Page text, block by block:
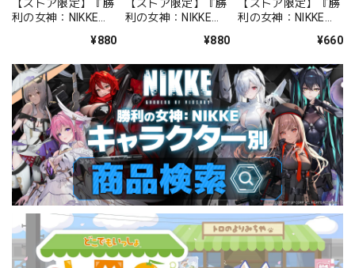
【ストア限定】『勝
利の女神：NIKKE』
風ステッカーセット
¥880
【ストア限定】『勝
利の女神：NIKKE』
風ステッカーセット
¥880
【ストア限定】『勝
利の女神：NIKKE』
ステッカー ミルク¥660